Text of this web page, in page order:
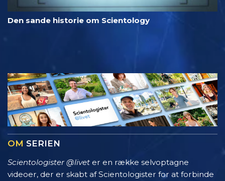
Den sande historie om Scientology
OM SERIEN
Scientologister @livet er en række selvoptagne
videoer, der er skabt af Scientologister for at forbinde